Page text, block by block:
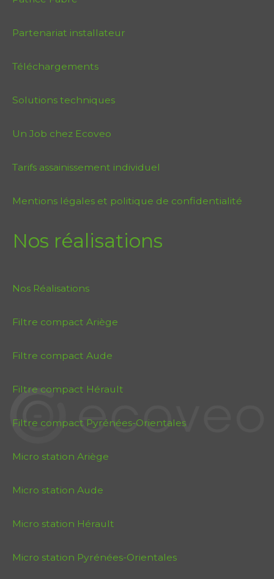
Partenariat installateur
Téléchargements
Solutions techniques
Un Job chez Ecoveo
Tarifs assainissement individuel
Mentions légales et politique de confidentialité
Nos réalisations
Nos Réalisations
Filtre compact Ariège
Filtre compact Aude
Filtre compact Hérault
Filtre compact Pyrénées-Orientales
Micro station Ariège
Micro station Aude
Micro station Hérault
Micro station Pyrénées-Orientales